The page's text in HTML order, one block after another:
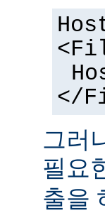
</
그러
필요
출을